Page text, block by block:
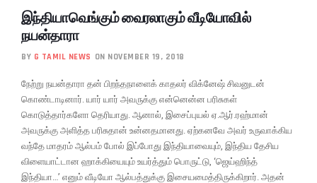
இந்தியாவெங்கும் வைரலாகும் வீடியோவில்
நயன்தாரா
BY G TAMIL NEWS ON NOVEMBER 19, 2018
நேற்று நயன்தாரா தன் பிறந்தநாளைக் காதலர் விக்னேஷ் சிவனுடன்
கொண்டாடினார். யார் யார் அவருக்கு என்னென்ன பரிசுகள்
கொடுத்தார்களோ தெரியாது. ஆனால், இசைப்புயல் ஏ.ஆர்.ரஹ்மான்
அவருக்கு அளித்த பரிசுதான் உன்னதமானது. ஏற்கனவே அவர் உருவாக்கிய
வந்தே மாதரம் ஆல்பம் போல் இப்போது இந்தியாவையும், இந்திய தேசிய
விளையாட்டான ஹாக்கியையும் உயர்த்தும் பொருட்டு, ‘ஜெய்ஹிந்த்
இந்தியா…’ எனும் வீடியோ ஆல்பத்துக்கு இசையமைத்திருக்கிறார். அதன்